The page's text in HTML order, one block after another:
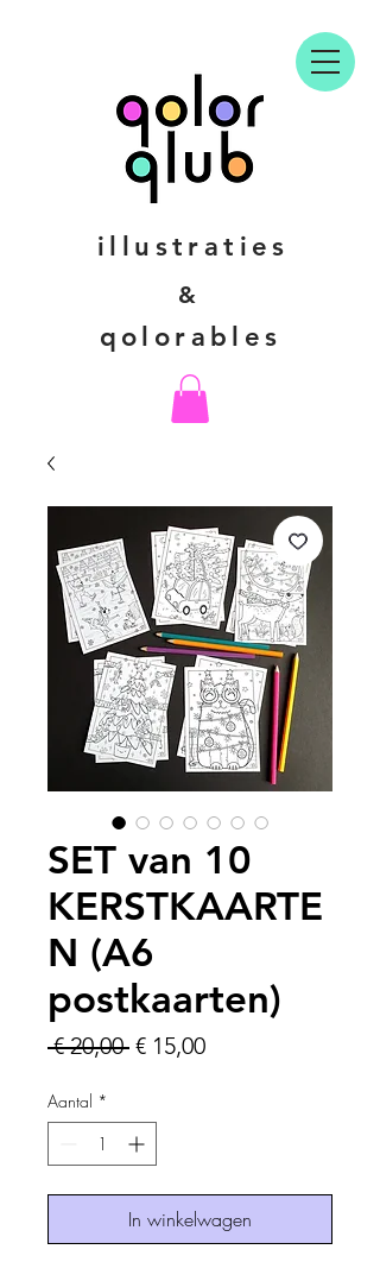
qolorables
illustraties
&
SET van 10
KERSTKAARTE
N (A6
postkaarten)
€ 20,00 Normale
€ 15,00Verkoopprijs
Aantal *
In winkelwagen